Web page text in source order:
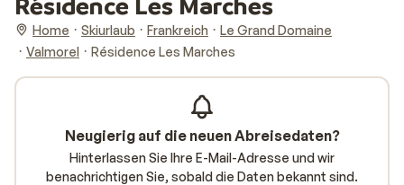
Home Skiurlaub Frankreich
Le Grand Domaine
Valmorel
Résidence Les Marches
Neugierig auf die neuen Abreisedaten?
Hinterlassen Sie Ihre E-Mail-Adresse und wir
benachrichtigen Sie, sobald die Daten bekannt sind.